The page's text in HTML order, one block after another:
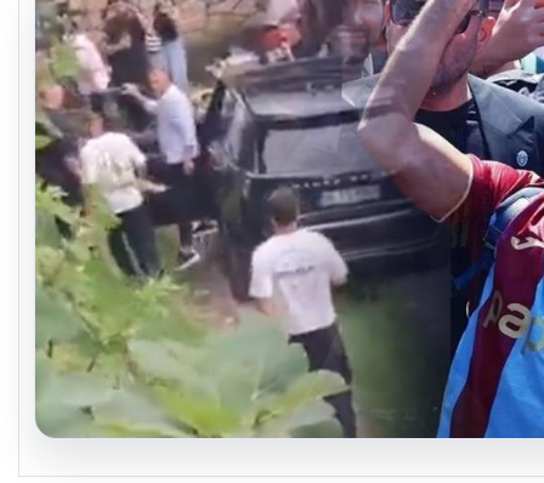
07.08.2026